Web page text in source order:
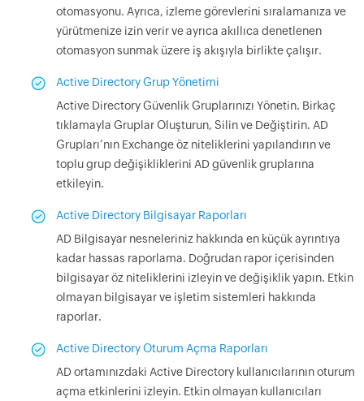
otomasyonu. Ayrıca, izleme görevlerini sıralamanıza ve
yürütmenize izin verir ve ayrıca akıllıca denetlenen
otomasyon sunmak üzere iş akışıyla birlikte çalışır.
Active Directory Grup Yönetimi
Active Directory Güvenlik Gruplarınızı Yönetin. Birkaç
tıklamayla Gruplar Oluşturun, Silin ve Değiştirin. AD
Grupları’nın Exchange öz niteliklerini yapılandırın ve
toplu grup değişikliklerini AD güvenlik gruplarına
etkileyin.
Active Directory Bilgisayar Raporları
AD Bilgisayar nesneleriniz hakkında en küçük ayrıntıya
kadar hassas raporlama. Doğrudan rapor içerisinden
bilgisayar öz niteliklerini izleyin ve değişiklik yapın. Etkin
olmayan bilgisayar ve işletim sistemleri hakkında
raporlar.
Active Directory Oturum Açma Raporları
AD ortamınızdaki Active Directory kullanıcılarının oturum
açma etkinlerini izleyin. Etkin olmayan kullanıcıları